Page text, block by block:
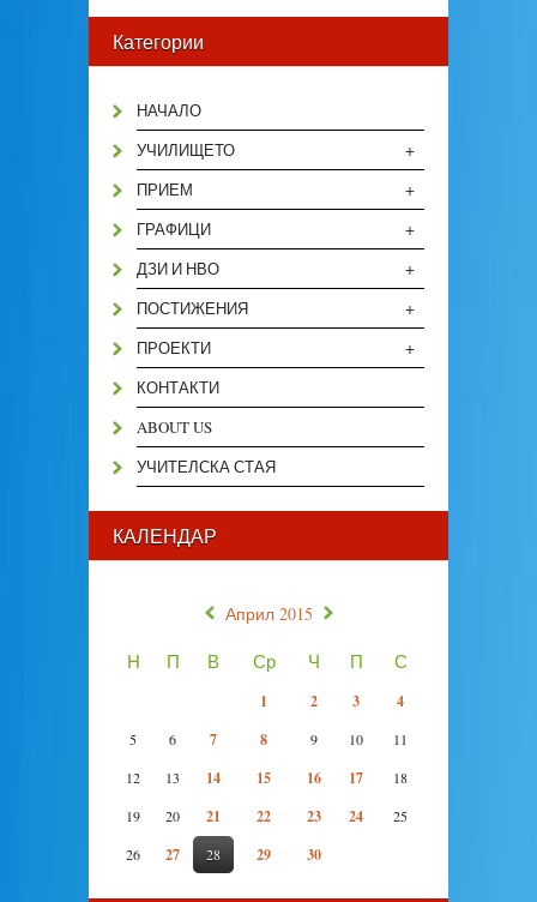
Категории
НАЧАЛО
+
УЧИЛИЩЕТО
+
ПРИЕМ
+
ГРАФИЦИ
+
ДЗИ И НВО
+
ПОСТИЖЕНИЯ
+
ПРОЕКТИ
КОНТАКТИ
ABOUT US
УЧИТЕЛСКА СТАЯ
КАЛЕНДАР
« Април 2015 »
Н П В Ср Ч П С
1 2 3 4
5 6 7 8 9 10
11
12
13 14 15 16 17
18
19
20 21 22 23 24
25
26
27 28 29 30